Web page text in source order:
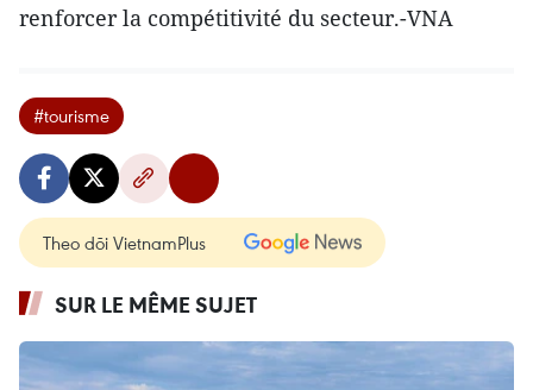
renforcer la compétitivité du secteur.-VNA
#tourisme
Theo dõi VietnamPlus
SUR LE MÊME SUJET